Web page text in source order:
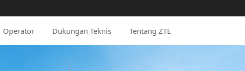
Operator Dukungan Teknis Tentang ZTE